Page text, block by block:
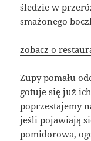
śledzie w
smażonego
zobacz o
Zupy pomału
gotuje się już
poprzestajemy
jeśli pojawiają
pomidorowa,